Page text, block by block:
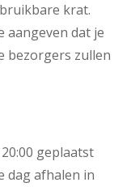
krat.
aangeven dat je
bezorgers zullen
geplaatst
dag afhalen in